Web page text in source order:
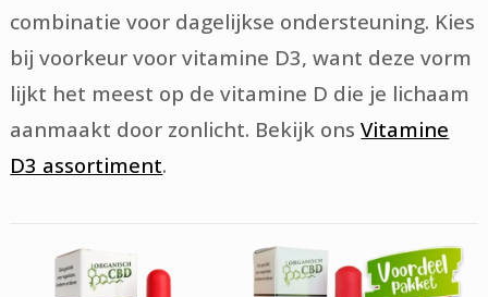
combinatie voor dagelijkse ondersteuning. Kies
bij voorkeur voor vitamine D3, want deze vorm
lijkt het meest op de vitamine D die je lichaam
aanmaakt door zonlicht. Bekijk onsVitamine
D3 assortiment.